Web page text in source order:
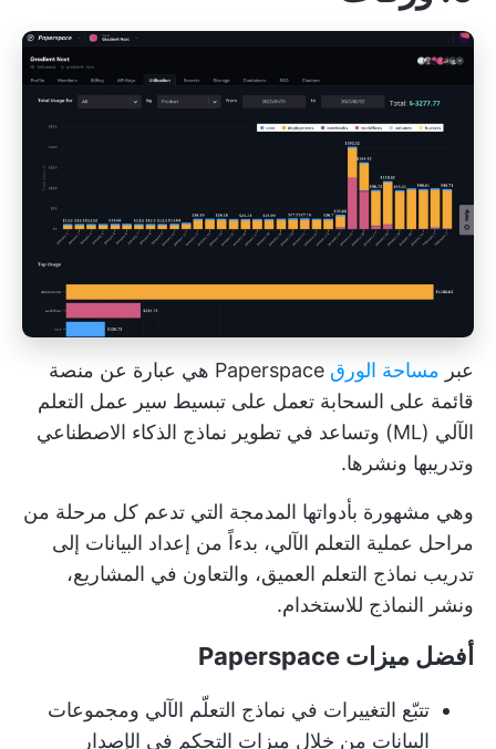
عبر مساحة الورق
Paperspace هي عبارة عن منصة
قائمة على السحابة تعمل على تبسيط سير عمل التعلم
الآلي (ML) وتساعد في تطوير نماذج الذكاء الاصطناعي
وتدريبها ونشرها.
وهي مشهورة بأدواتها المدمجة التي تدعم كل مرحلة من
مراحل عملية التعلم الآلي، بدءاً من إعداد البيانات إلى
تدريب نماذج التعلم العميق، والتعاون في المشاريع،
ونشر النماذج للاستخدام.
أفضل ميزات Paperspace
تتبّع التغييرات في نماذج التعلّم الآلي ومجموعات
البيانات من خلال ميزات التحكم في الإصدار